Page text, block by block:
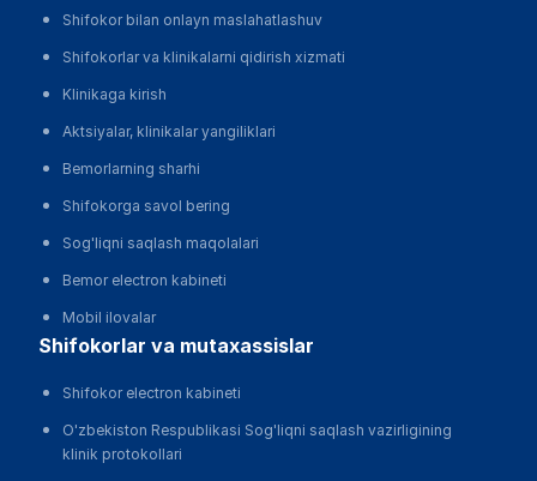
Shifokor bilan onlayn maslahatlashuv
Shifokorlar va klinikalarni qidirish xizmati
Klinikaga kirish
Aktsiyalar, klinikalar yangiliklari
Bemorlarning sharhi
Shifokorga savol bering
Sog'liqni saqlash maqolalari
Bemor electron kabineti
Mobil ilovalar
shifokorlar va mutaxassislar
Shifokor electron kabineti
O'zbekiston Respublikasi Sog'liqni saqlash vazirligining
klinik protokollari